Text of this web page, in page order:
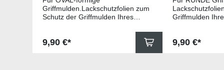
Griffmulden.Lackschutzfolien zum
Schutz der Griffmulden Ihres
Schutzfolie gegen Kratzer in den
Griffmulden. Die Pads sind 78mm
Regulärer Preis:
9,90 €*
Griffmulden
Die Pads sind
Regulärer
9,90 €*